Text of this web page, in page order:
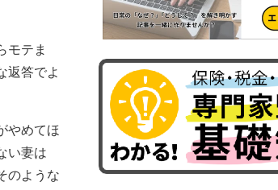
モテま
返答でよ
やめてほ
い妻は
のような